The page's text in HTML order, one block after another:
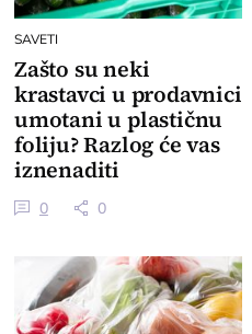
SAVETI
Zašto su neki
krastavci u prodavnici
umotani u plastičnu
foliju? Razlog će vas
iznenaditi
0 0